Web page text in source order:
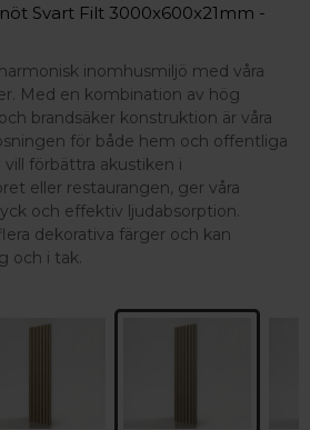
och djup kompetens.
Svart Filt 3000x600x21mm -
inomhusmiljö med våra
Med en kombination av hög
brandsäker konstruktion är våra
för både hem och offentliga
förbättra akustiken i
eller restaurangen, ger våra
och effektiv ljudabsorption.
dekorativa färger och kan
och i tak.